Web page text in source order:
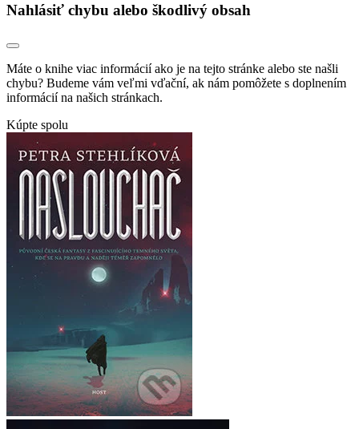
Nahlásiť chybu alebo škodlivý obsah
Máte o knihe viac informácií ako je na tejto stránke alebo ste našli
chybu? Budeme vám veľmi vďační, ak nám pomôžete s doplnením
informácií na našich stránkach.
Kúpte spolu